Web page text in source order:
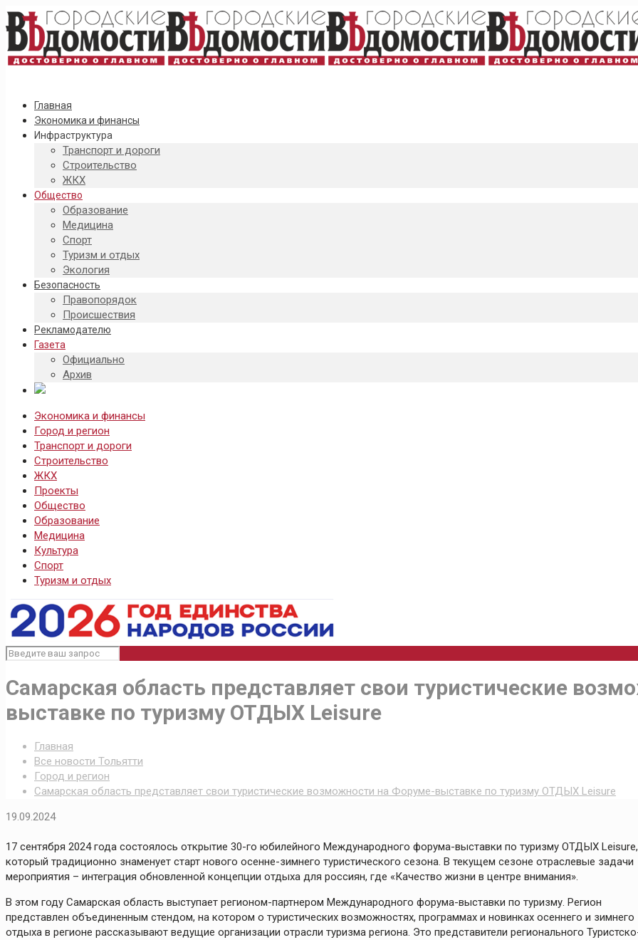
Главная
Экономика и финансы
Инфраструктура
Транспорт и дороги
Строительство
ЖКХ
Общество
Образование
Медицина
Спорт
Туризм и отдых
Экология
Безопасность
Правопорядок
Происшествия
Рекламодателю
Газета
Официально
Архив
Экономика и финансы
Город и регион
Транспорт и дороги
Строительство
ЖКХ
Проекты
Общество
Образование
Медицина
Культура
Спорт
Туризм и отдых
Самарская область представляет свои туристические
выставке по туризму ОТДЫХ Leisure
Главная
Все новости Тольятти
Город и регион
Самарская область представляет свои туристические возможности на Форуме-выставке по туризму ОТДЫХ Leisure
19.09.2024
17 сентября 2024 года состоялось открытие 30-го юбилейного Международного форума-выставки по туризму ОТДЫХ Leisure,
который традиционно знаменует старт нового осенне-зимнего туристического сезона. В текущем сезоне отраслевые задачи
мероприятия – интеграция обновленной концепции отдыха для россиян, где «Качество жизни в центре внимания».
В этом году Самарская область выступает регионом-партнером Международного форума-выставки по туризму. Регион
представлен объединенным стендом, на котором о туристических возможностях, программах и новинках осеннего и зимнего
отдыха в регионе рассказывают ведущие организации отрасли туризма региона. Это представители регионального